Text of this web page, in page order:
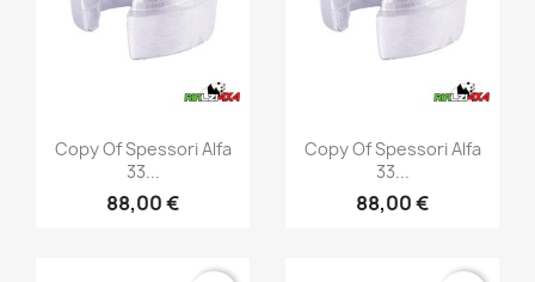
Vista rápida
Copy Of Spessori Alfa
33...
88,00 €
Vista rápida
Copy Of Spessori Alfa
33...
88,00 €